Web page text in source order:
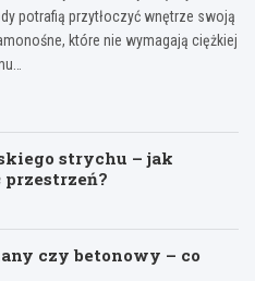
potrafią przytłoczyć wnętrze swoją
które nie wymagają ciężkiej
strychu – jak
czy betonowy – co